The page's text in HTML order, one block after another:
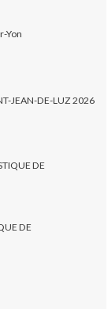
Yon
JEAN-DE-LUZ 2026
DE
DE